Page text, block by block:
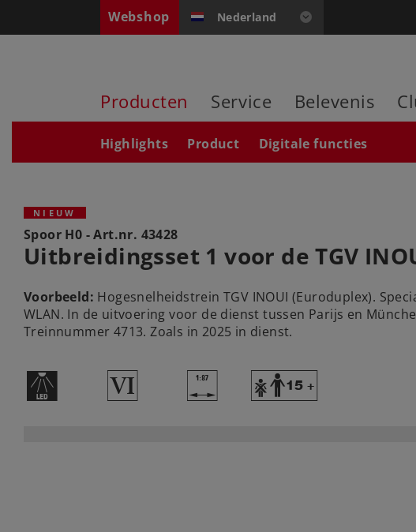
Webshop Nederland
Producten Service Belevenis
Highlights Product Digitale functies
NIEUW
Spoor H0 - Art.nr. 43428
Uitbreidingsset 1 voor de TGV
Voorbeeld: Hogesnelheidstrein TGV INOUI (Euroduplex).
WLAN. In de uitvoering voor de dienst tussen Parijs en
Treinnummer 4713. Zoals in 2025 in dienst.
+ 8 | Y